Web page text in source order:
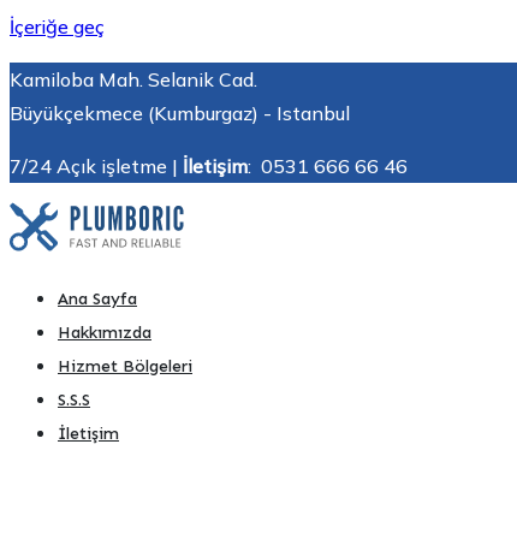
İçeriğe geç
Kamiloba Mah. Selanik Cad.
Büyükçekmece (Kumburgaz) - Istanbul
7/24 Açık işletme | İletişim: 0531 666 66 46
Kumburgaz Akü Takviye | 7/24 Hızlı Servis – ☎️ (0531)
7/24 Yerinde akü Takviye. Büyükçekmece, Silivri,
Ana Sayfa
Hakkımızda
Hizmet Bölgeleri
S.S.S
İletişim